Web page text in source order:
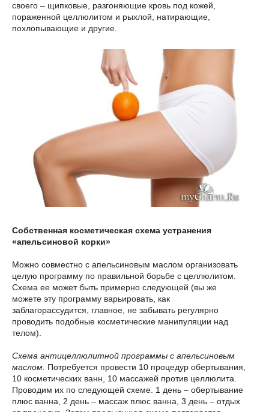
своего – щипковые, разгоняющие кровь под кожей,
пораженной целлюлитом и рыхлой, натирающие,
похлопывающие и другие.
Собственная косметическая схема устранения
«апельсиновой корки»
Можно совместно с апельсиновым маслом организовать
целую программу по правильной борьбе с целлюлитом.
Схема ее может быть примерно следующей (вы же
можете эту программу варьировать, как
заблагорассудится, главное, не забывать регулярно
проводить подобные косметические манипуляции над
телом).
Схема антицеллюлитной программы с апельсиновым
маслом. Потребуется провести 10 процедур обертывания,
10 косметических ванн, 10 массажей против целлюлита.
Проводим их по следующей схеме. 1 день – обертывание
плюс ванна, 2 день – массаж плюс ванна, 3 день – отдых